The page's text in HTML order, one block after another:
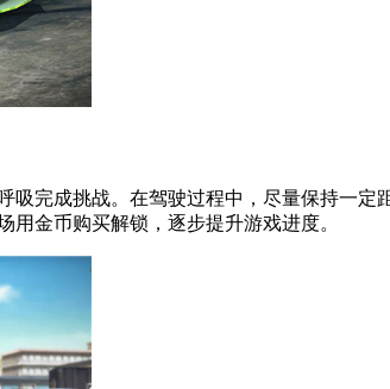
吸完成挑战。在驾驶过程中，尽量保持一
金币购买解锁，逐步提升游戏进度。